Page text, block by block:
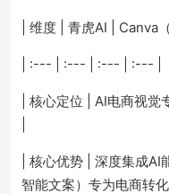
| 维度 | 青虎AI | Canva
| :--- | :--- | :--- | :--- |
| 核心定位 | AI电商视
| 核心优势 | 深度集成AI
智能文案）专为电商转